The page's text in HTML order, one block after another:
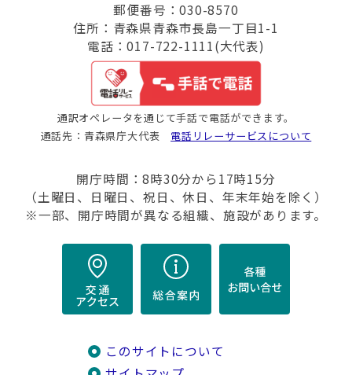
郵便番号：030-8570
住所：青森県青森市長島一丁目1-1
電話：017-722-1111(大代表)
通訳オペレータを通じて手話で電話ができます。
通話先：青森県庁大代表 電話リレーサービスについて
開庁時間：8時30分から17時15分
（土曜日、日曜日、祝日、休日、年末年始を除く）
※一部、開庁時間が異なる組織、施設があります。
このサイトについて